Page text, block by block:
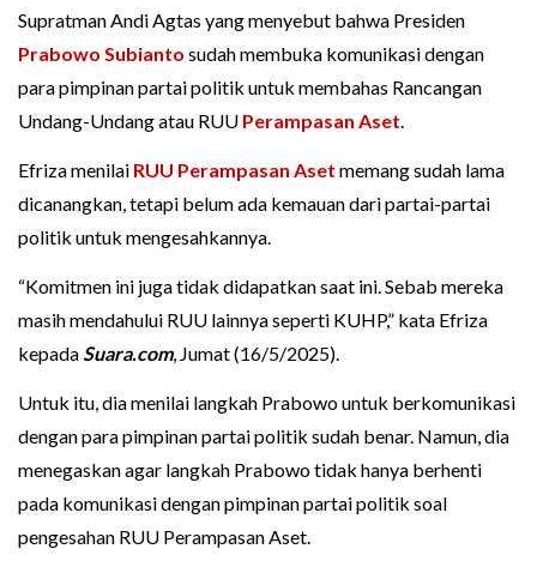
Supratman Andi Agtas yang menyebut bahwa Presiden
Prabowo Subianto sudah membuka komunikasi dengan
para pimpinan partai politik untuk membahas Rancangan
Undang-Undang atau RUU Perampasan Aset.
Efriza menilai RUU Perampasan Aset memang sudah lama
dicanangkan, tetapi belum ada kemauan dari partai-partai
politik untuk mengesahkannya.
“Komitmen ini juga tidak didapatkan saat ini. Sebab mereka
masih mendahului RUU lainnya seperti KUHP,” kata Efriza
kepadaSuara.com, Jumat (16/5/2025).
Untuk itu, dia menilai langkah Prabowo untuk berkomunikasi
dengan para pimpinan partai politik sudah benar. Namun, dia
menegaskan agar langkah Prabowo tidak hanya berhenti
pada komunikasi dengan pimpinan partai politik soal
pengesahan RUU Perampasan Aset.